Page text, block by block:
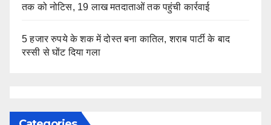
तक को नोटिस, 19 लाख मतदाताओं तक पहुंची कार्रवाई
5 हजार रुपये के शक में दोस्त बना कातिल, शराब पार्टी के बाद
रस्सी से घोंट दिया गला